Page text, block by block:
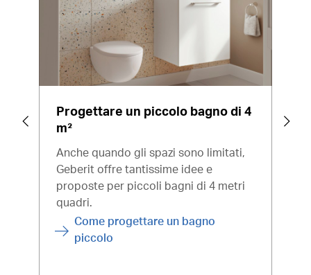
Progettare un piccolo bagno di 4
m²
Anche quando gli spazi sono limitati,
Geberit offre tantissime idee e
proposte per piccoli bagni di 4 metri
quadri.
Come progettare un bagno
piccolo